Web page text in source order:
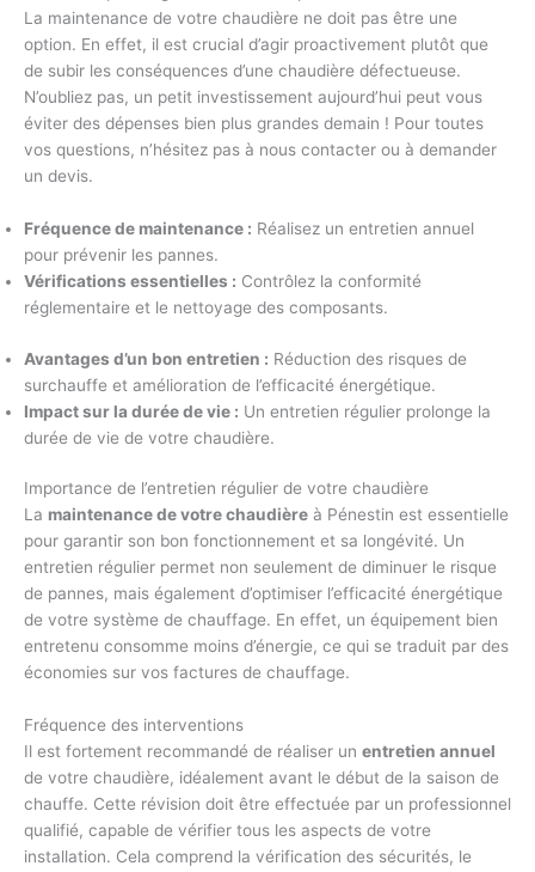
La maintenance de votre chaudière ne doit pas être une
option. En effet, il est crucial d’agir proactivement plutôt que
de subir les conséquences d’une chaudière défectueuse.
N’oubliez pas, un petit investissement aujourd’hui peut vous
éviter des dépenses bien plus grandes demain ! Pour toutes
vos questions, n’hésitez pas à nous contacter ou à demander
un devis.
Fréquence de maintenance : Réalisez un entretien annuel
pour prévenir les pannes.
Vérifications essentielles : Contrôlez la conformité
réglementaire et le nettoyage des composants.
Avantages d’un bon entretien : Réduction des risques de
surchauffe et amélioration de l’efficacité énergétique.
Impact sur la durée de vie : Un entretien régulier prolonge la
durée de vie de votre chaudière.
Importance de l’entretien régulier de votre chaudière
La maintenance de votre chaudière à Pénestin est essentielle
pour garantir son bon fonctionnement et sa longévité. Un
entretien régulier permet non seulement de diminuer le risque
de pannes, mais également d’optimiser l’efficacité énergétique
de votre système de chauffage. En effet, un équipement bien
entretenu consomme moins d’énergie, ce qui se traduit par des
économies sur vos factures de chauffage.
Fréquence des interventions
Il est fortement recommandé de réaliser un entretien annuel
de votre chaudière, idéalement avant le début de la saison de
chauffe. Cette révision doit être effectuée par un professionnel
qualifié, capable de vérifier tous les aspects de votre
installation. Cela comprend la vérification des sécurités, le